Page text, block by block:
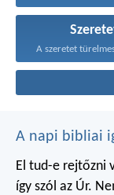
A napi bibliai
El tud-e rejtőzni
így szól az Úr.